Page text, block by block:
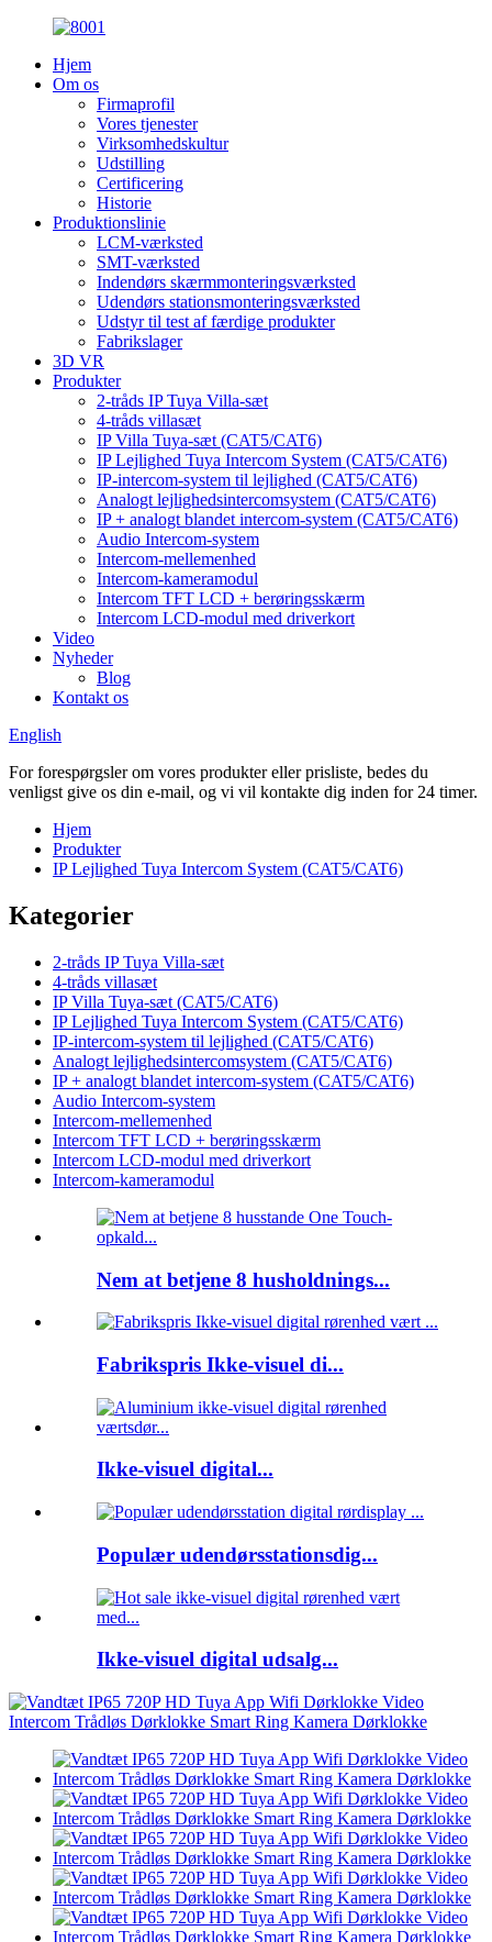
Hjem
Om os
Firmaprofil
Vores tjenester
Virksomhedskultur
Udstilling
Certificering
Historie
Produktionslinie
LCM-værksted
SMT-værksted
Indendørs skærmmonteringsværksted
Udendørs stationsmonteringsværksted
Udstyr til test af færdige produkter
Fabrikslager
3D VR
Produkter
2-tråds IP Tuya Villa-sæt
4-tråds villasæt
IP Villa Tuya-sæt (CAT5/CAT6)
IP Lejlighed Tuya Intercom System (CAT5/CAT6)
IP-intercom-system til lejlighed (CAT5/CAT6)
Analogt lejlighedsintercomsystem (CAT5/CAT6)
IP + analogt blandet intercom-system (CAT5/CAT6)
Audio Intercom-system
Intercom-mellemenhed
Intercom-kameramodul
Intercom TFT LCD + berøringsskærm
Intercom LCD-modul med driverkort
Video
Nyheder
Blog
Kontakt os
English
For forespørgsler om vores produkter eller prisliste, bedes du
venligst give os din e-mail, og vi vil kontakte dig inden for 24 timer.
Hjem
Produkter
IP Lejlighed Tuya Intercom System (CAT5/CAT6)
Kategorier
2-tråds IP Tuya Villa-sæt
4-tråds villasæt
IP Villa Tuya-sæt (CAT5/CAT6)
IP Lejlighed Tuya Intercom System (CAT5/CAT6)
IP-intercom-system til lejlighed (CAT5/CAT6)
Analogt lejlighedsintercomsystem (CAT5/CAT6)
IP + analogt blandet intercom-system (CAT5/CAT6)
Audio Intercom-system
Intercom-mellemenhed
Intercom TFT LCD + berøringsskærm
Intercom LCD-modul med driverkort
Intercom-kameramodul
Nem at betjene 8 husholdnings...
Fabrikspris Ikke-visuel di...
Ikke-visuel digital...
Populær udendørsstationsdig...
Ikke-visuel digital udsalg...